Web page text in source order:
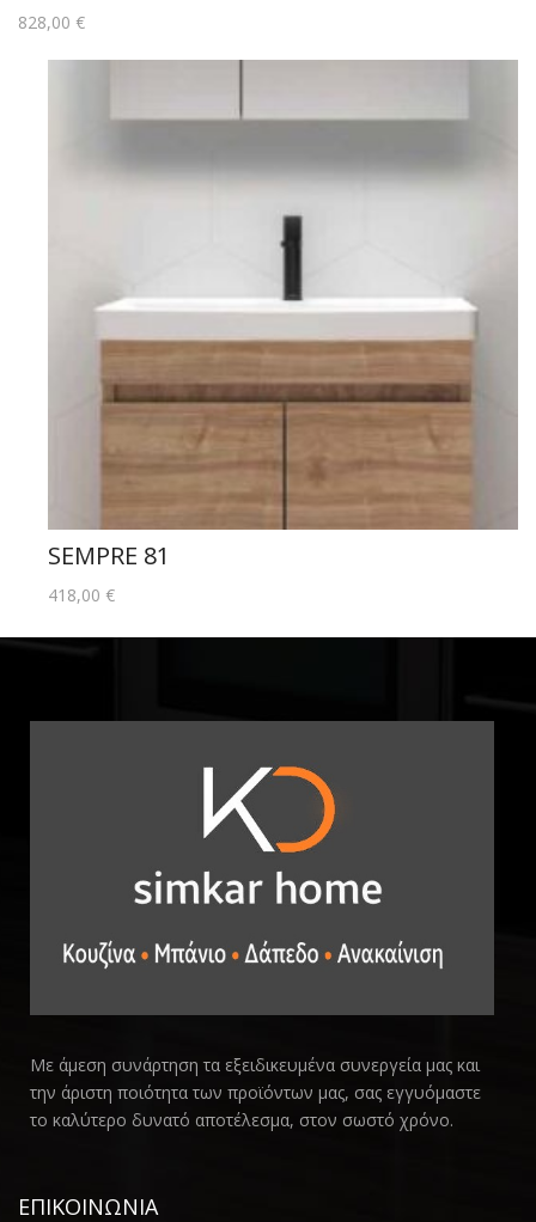
828,00 €
SEMPRE 81
418,00 €
Με άμεση συνάρτηση τα εξειδικευμένα συνεργεία μας και
την άριστη ποιότητα των προϊόντων μας, σας εγγυόμαστε
το καλύτερο δυνατό αποτέλεσμα, στον σωστό χρόνο.
ΕΠΙΚΟΙΝΩΝΙΑ